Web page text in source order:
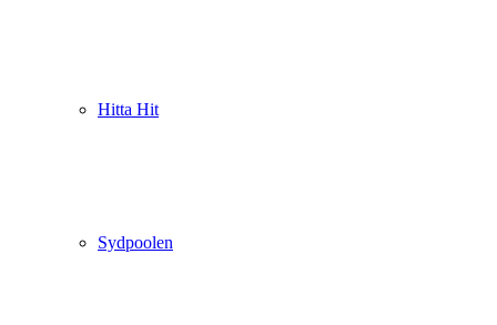
Hitta Hit
Sydpoolen